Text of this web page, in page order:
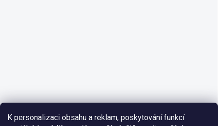
K personalizaci obsahu a reklam, poskytování funkcí